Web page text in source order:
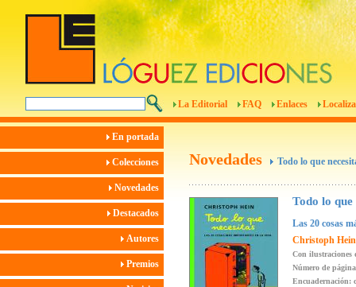
La Editorial FAQ Enlaces
En portada
Colecciones
Novedades
Destacados
Autores
Premios
Novedades Todo lo que
Todo lo que
Las 20 cosas
Christoph Hein
Con ilustraciones
Número de
Encuadernación: